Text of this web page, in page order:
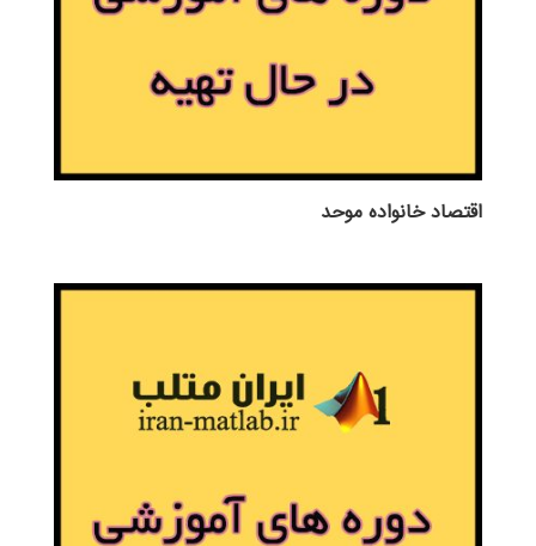
اقتصاد خانواده موحد